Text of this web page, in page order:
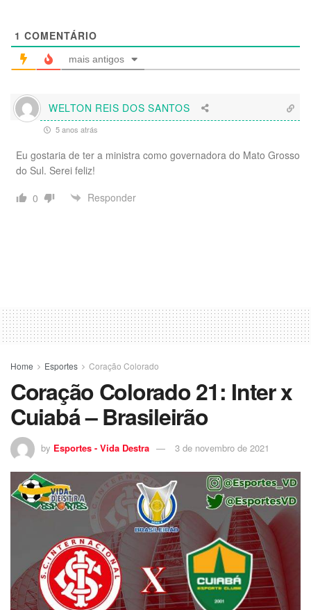
1 COMENTÁRIO
mais antigos
WELTON REIS DOS SANTOS
5 anos atrás
Eu gostaria de ter a ministra como governadora do Mato Grosso
do Sul. Serei feliz!
0
Responder
Home Esportes Coração Colorado
Coração Colorado 21: Inter x
Cuiabá – Brasileirão
by Esportes - Vida Destra 3 de novembro de 2021